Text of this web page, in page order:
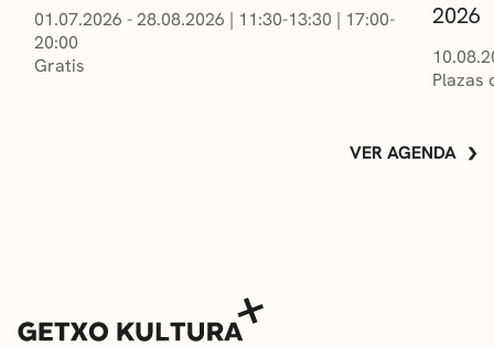
01.07.2026 - 28.08.2026 | 11:30-13:30 | 17:00-
20:00
Gratis
2026
Plazas
VER AGENDA